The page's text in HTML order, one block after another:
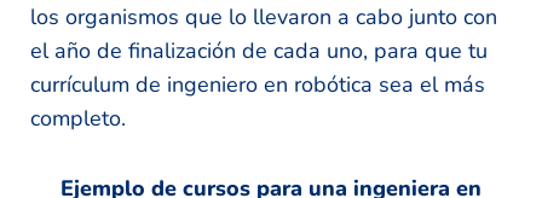
los organismos que lo llevaron a cabo junto con
el año de finalización de cada uno, para que tu
currículum de ingeniero en robótica sea el más
completo.
Ejemplo de cursos para una ingeniera en